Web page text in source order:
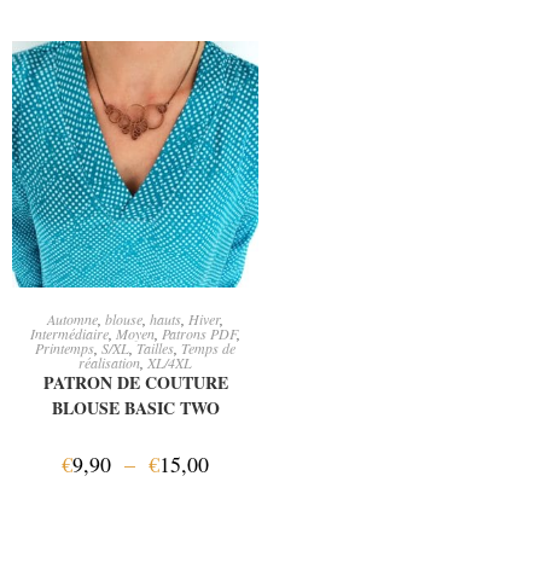
CHOIX DES OPTIONS
Automne blouse hauts Hiver,
Intermédiaire Moyen Patrons PDF,
Printemps S/XL ,Tailles Temps de
réalisation XL/4XL
PATRON DE COUTURE
BLOUSE BASIC TWO
€9,90 – €15,00